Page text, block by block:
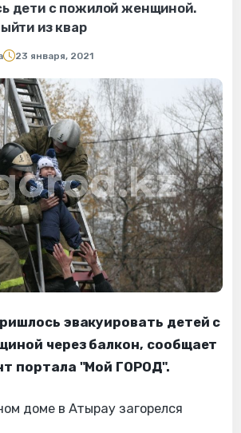
дети с пожилой женщиной.
из квар
23 января, 2021
эвакуировать детей с
через балкон, сообщает
портала "Мой ГОРОД".